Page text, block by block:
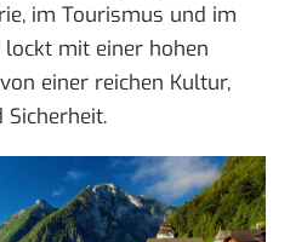
im Tourismus und im
lockt mit einer hohen
einer reichen Kultur,